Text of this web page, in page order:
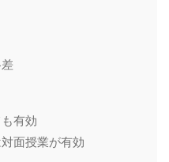
有効
面授業が有効